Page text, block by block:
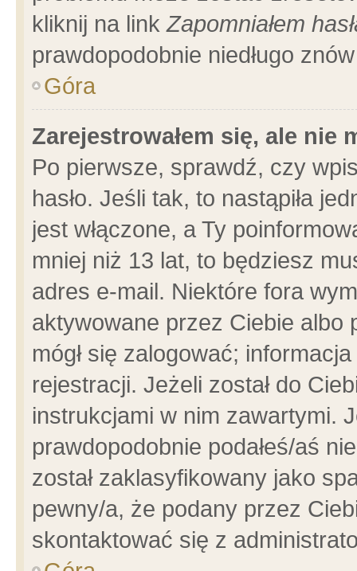
kliknij na linkZapomniałem
prawdopodobnie niedługo
Góra
Zarejestrowałem się, ale nie
Po pierwsze, sprawdź, czy
hasło. Jeśli tak, to nastąpiła
jest włączone, a Ty
mniej niż 13 lat, to będziesz
adres e-mail. Niektóre fora
aktywowane przez Ciebie albo
mógł się zalogować;
rejestracji. Jeżeli został do
instrukcjami w nim zawartymi.
prawdopodobnie podałeś/aś
został zaklasyfikowany jako
pewny/a, że podany przez
skontaktować się z